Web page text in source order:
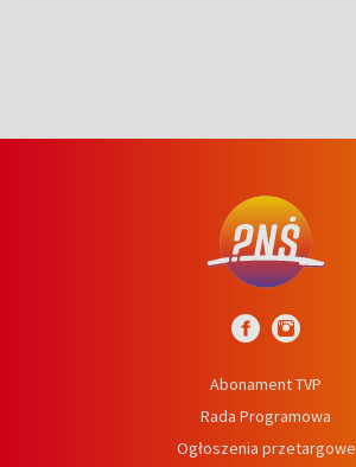
Abonament TVP
Rada Programowa
Ogłoszenia przetargowe